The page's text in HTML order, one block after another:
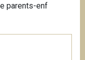
parents-enf